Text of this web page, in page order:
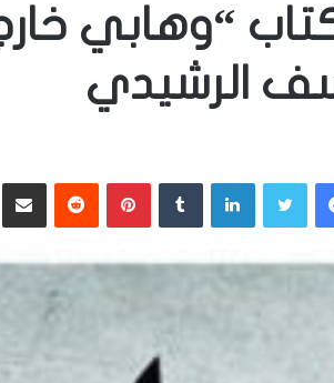
“وهابي خارج
الرشيدي
فيسبوكتويتر لينكدإن ‏Tumblr بينتيريست
‏Reddit